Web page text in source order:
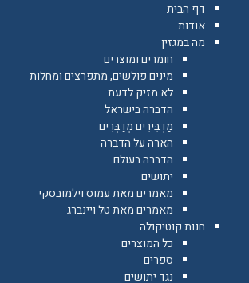
דף הבית
אודות
מה במגזין
חומרים ומוצרים
מינים פולשים, מתפרצים ומחלות
לא מזיק לדעת
הדברה בישראל
מַדְבִּירִים מְדַבְּרִים
הארה על הדברה
הדברה בעולם
יתושים
מאמרים מאת עמוס וילמובסקי
מאמרים מאת טל ויינברג
חנות קוטיקולה
כל המוצרים
ספרים
נגד יתושים